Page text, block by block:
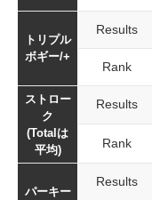
トリプル
ボギー/+
Results
Rank
ストロー
ク
(Totalは
平均)
Results
Rank
パーキー
Results